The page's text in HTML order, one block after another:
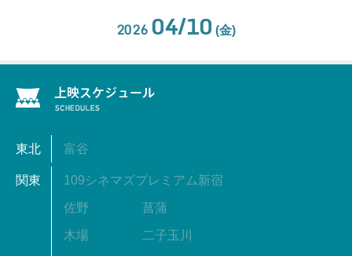
2026 04/10 (金)
東北 富谷
関東 109シネマズプレミアム新宿
佐野 菖蒲
木場 二子玉川